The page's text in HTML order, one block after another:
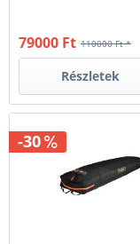
110000 Ft *
79000 Ft
Részletek
-30